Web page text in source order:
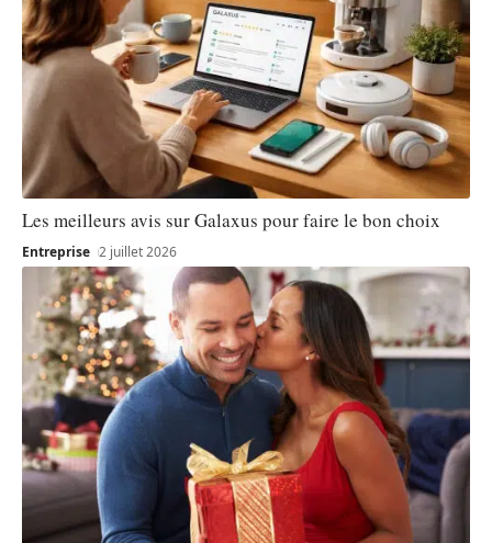
Les meilleurs avis sur Galaxus pour faire le bon choix
Entreprise 2 juillet 2026